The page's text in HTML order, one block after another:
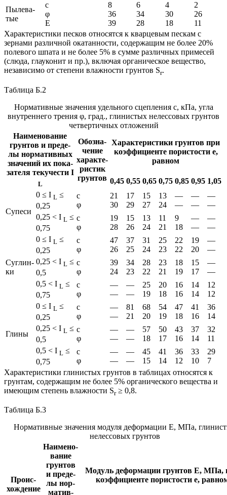
Пы­ле­ва­
тые
с
φ
Е
8
36
39
6
34
28
4
30
18
2
26
11
Характеристики песков относятся к кварцевым пескам с
зернами различной окатанности, содержащим не более 20%
полевого шпата и не более 5% в сумме различных примесей
(слюда, глауконит и пр.), включая органическое вещество,
независимо от степени влажности грунтов Sr.
Таблица Б.2
Нормативные значения удельного сцепления с, кПа, угла
внутреннего трения φ, град., глинистых нелессовых грунтов
четвертичных отложений
На­име­но­ва­ние
грун­тов и пре­де­
лы нор­ма­тив­ных
зна­че­ний их по­ка­
за­те­ля те­ку­че­сти I
L
Обо­зна­
че­ние
ха­рак­те­
ри­стик
грун­тов
Ха­рак­те­ри­сти­ки грун­тов при
ко­эф­фи­ци­ен­те по­ри­сто­сти е,
рав­ном
0,45 0,55 0,65 0,75 0,85 0,95 1,05
Су­песи
0 ≤ I L ≤
0,25
с
φ
21
30
17
29
15
27
13
24
—
—
—
—
—
—
0,25 < I L ≤
0,75
с
φ
19
28
15
26
13
24
11
21
9
18
—
—
—
—
Су­глин­
ки
0 ≤ I L ≤
0,25
с
φ
47
26
37
25
31
24
25
23
22
22
19
20
—
—
0,25 < I L ≤
0,5
с
φ
39
24
34
23
28
22
23
21
18
19
15
17
—
—
0,5 < I L ≤
0,75
с
φ
—
—
—
—
25
19
20
18
16
16
14
14
12
12
Гли­ны
0 ≤ I L ≤
0,25
с
φ
—
—
81
21
68
20
54
19
47
18
41
16
36
14
0,25 < I L ≤
0,5
с
φ
—
—
—
—
57
18
50
17
43
16
37
14
32
11
0,5 < I L ≤
0,75
с
φ
—
—
—
—
45
15
41
14
36
12
33
10
29
7
Характеристики глинистых грунтов в таблицах относятся к
грунтам, содержащим не более 5% органического вещества и
имеющим степень влажности Sr≥ 0,8.
Таблица Б.3
Нормативные значения модуля деформации Е, МПа,
нелессовых грунтов
Про­ис­
хож­де­ние
На­име­но­
ва­ние
грун­тов
и пре­де­
лы нор­
ма­тив­
Мо­дуль де­фор­ма­ции грун­тов Е, МПа,
ко­эф­фи­ци­ен­те по­ри­сто­сти е,